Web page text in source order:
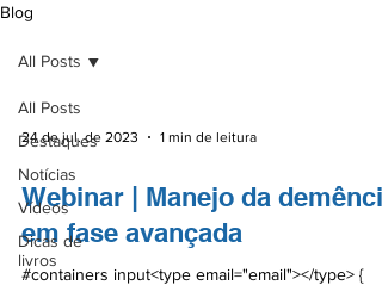
Blog
All Posts
Destaques
Notícias
Vídeos
Dicas de
livros
All Posts
24 de jul. de 2023 1 min de leitura
Webinar | Manejo da demência
em fase avançada
#containers input<type email="email"></type> {